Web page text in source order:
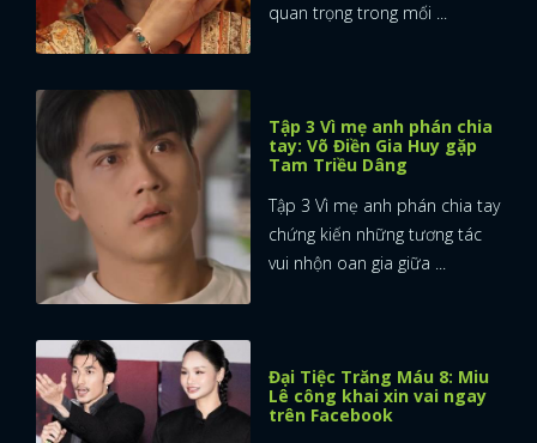
quan trọng trong mối ...
Tập 3 Vì mẹ anh phán chia
tay: Võ Điền Gia Huy gặp
Tam Triều Dâng
Tập 3 Vì mẹ anh phán chia tay
chứng kiến những tương tác
vui nhộn oan gia giữa ...
Đại Tiệc Trăng Máu 8: Miu
Lê công khai xin vai ngay
trên Facebook